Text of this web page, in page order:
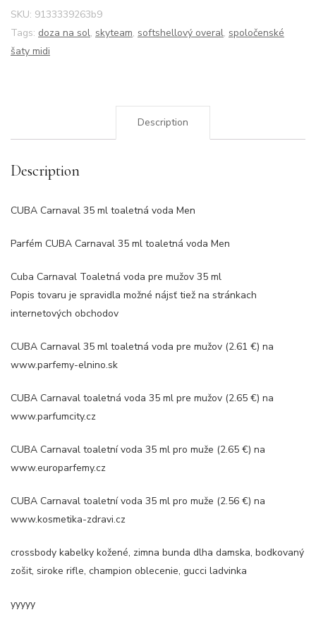
SKU: 9133339263b9
Tags: doza na sol, skyteam, softshellový overal, spoločenské
šaty midi
Description
Description
CUBA Carnaval 35 ml toaletná voda Men
Parfém CUBA Carnaval 35 ml toaletná voda Men
Cuba Carnaval Toaletná voda pre mužov 35 ml
Popis tovaru je spravidla možné nájsť tiež na stránkach
internetových obchodov
CUBA Carnaval 35 ml toaletná voda pre mužov (2.61 €) na
www.parfemy-elnino.sk
CUBA Carnaval toaletná voda 35 ml pre mužov (2.65 €) na
www.parfumcity.cz
CUBA Carnaval toaletní voda 35 ml pro muže (2.65 €) na
www.europarfemy.cz
CUBA Carnaval toaletní voda 35 ml pro muže (2.56 €) na
www.kosmetika-zdravi.cz
crossbody kabelky kožené, zimna bunda dlha damska, bodkovaný
zošit, siroke rifle, champion oblecenie, gucci ladvinka
yyyyy